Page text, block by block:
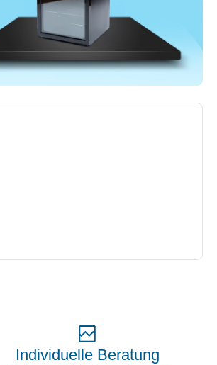
Individuelle Beratung